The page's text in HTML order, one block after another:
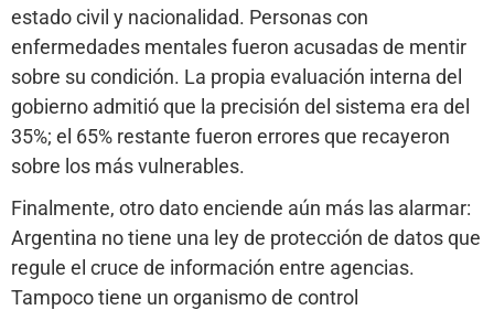
estado civil y nacionalidad. Personas con
enfermedades mentales fueron acusadas de mentir
sobre su condición. La propia evaluación interna del
gobierno admitió que la precisión del sistema era del
35%; el 65% restante fueron errores que recayeron
sobre los más vulnerables.
Finalmente, otro dato enciende aún más las alarmar:
Argentina no tiene una ley de protección de datos que
regule el cruce de información entre agencias.
Tampoco tiene un organismo de control